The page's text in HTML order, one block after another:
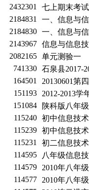
2432301
七上期末考试
2184831
一、信息与
2184830 一、信息与
2143967 信息与信息
2082165 单元测验一
741330 石泉县2017-
164501
20130601第
151193
2012-2013学
151084
陕科版八年
115240 初中信息技
115239 初中信息技
115231
初二信息技
114595
八年级信息
114579
2010年八年
114577
2010年八年